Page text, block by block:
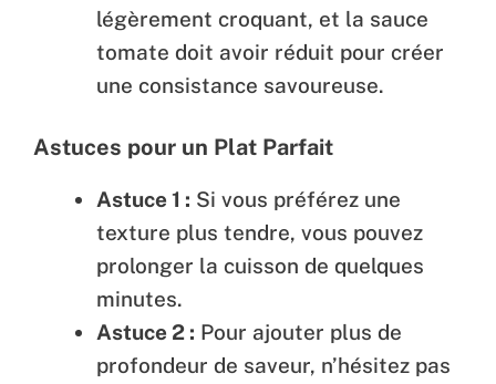
légèrement croquant, et la sauce
tomate doit avoir réduit pour créer
une consistance savoureuse.
Astuces pour un Plat Parfait
Astuce 1 : Si vous préférez une
texture plus tendre, vous pouvez
prolonger la cuisson de quelques
minutes.
Astuce 2 : Pour ajouter plus de
profondeur de saveur, n’hésitez pas